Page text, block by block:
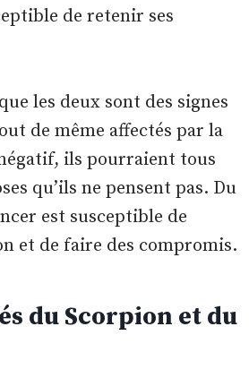
de retenir ses
les deux sont des signes
de même affectés par la
ils pourraient tous
qu’ils ne pensent pas. Du
est susceptible de
et de faire des compromis.
du Scorpion et du